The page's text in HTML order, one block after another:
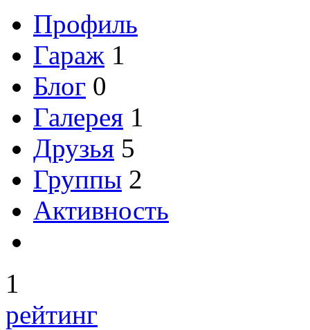
Профиль
Гараж 1
Блог 0
Галерея 1
Друзья 5
Группы 2
Активность
1
рейтинг